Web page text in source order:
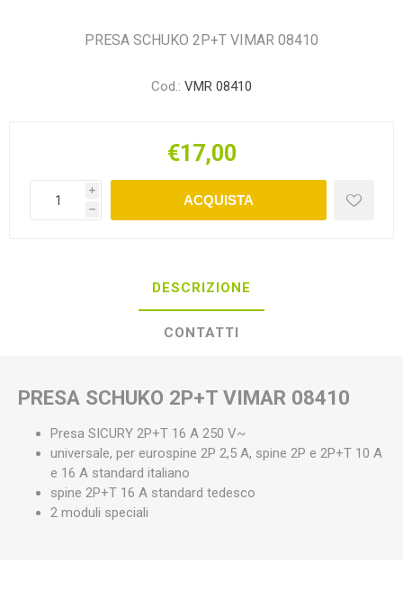
PRESA SCHUKO 2P+T VIMAR 08410
Cod.: VMR 08410
€17,00
i
h
ACQUISTA
DESCRIZIONE
CONTATTI
PRESA SCHUKO 2P+T VIMAR 08410
Presa SICURY 2P+T 16 A 250 V~
universale, per eurospine 2P 2,5 A, spine 2P e 2P+T 10 A
e 16 A standard italiano
spine 2P+T 16 A standard tedesco
2 moduli speciali